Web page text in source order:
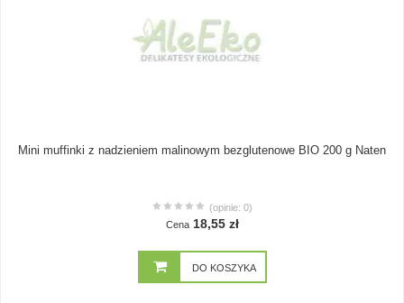
Mini muffinki z nadzieniem malinowym bezglutenowe BIO 200 g Naten
(opinie: 0)
Cena 18,55 zł
DO KOSZYKA